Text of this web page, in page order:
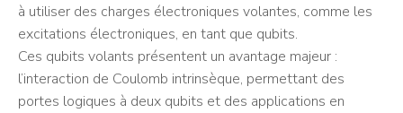
à utiliser des charges électroniques volantes, comme les
excitations électroniques, en tant que qubits.
Ces qubits volants présentent un avantage majeur :
l’interaction de Coulomb intrinsèque, permettant des
portes logiques à deux qubits et des applications en